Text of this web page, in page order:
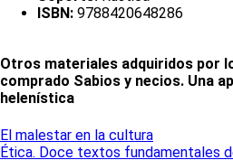
ISBN: 9788420648286
Otros materiales adquiridos por
comprado Sabios y necios. Una
helenística
El malestar en la cultura
Ética. Doce textos fundamentales